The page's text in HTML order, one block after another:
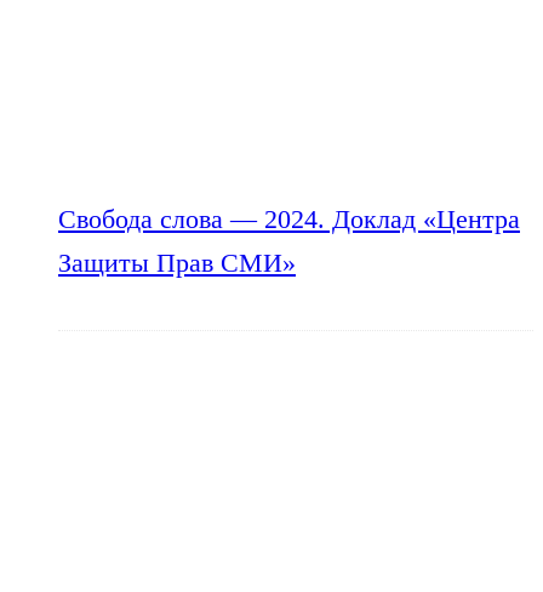
Свобода слова — 2024. Доклад «Центра
Защиты Прав СМИ»